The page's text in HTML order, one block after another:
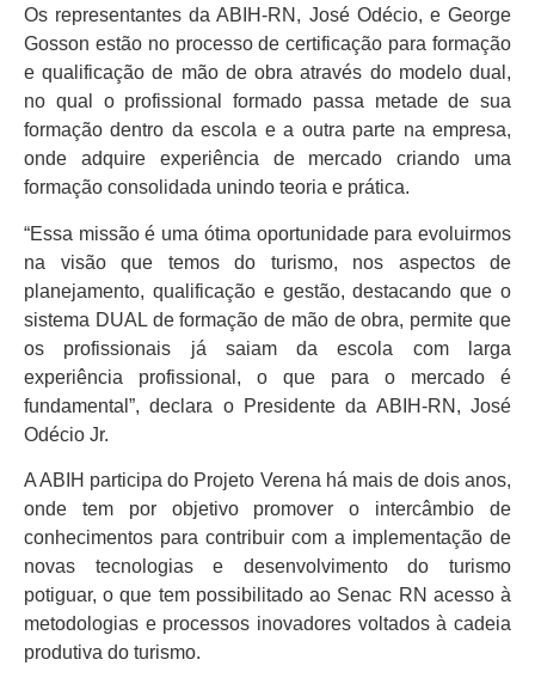
Os representantes da ABIH-RN, José Odécio, e George
Gosson estão no processo de certificação para formação
e qualificação de mão de obra através do modelo dual,
no qual o profissional formado passa metade de sua
formação dentro da escola e a outra parte na empresa,
onde adquire experiência de mercado criando uma
formação consolidada unindo teoria e prática.
“Essa missão é uma ótima oportunidade para evoluirmos
na visão que temos do turismo, nos aspectos de
planejamento, qualificação e gestão, destacando que o
sistema DUAL de formação de mão de obra, permite que
os profissionais já saiam da escola com larga
experiência profissional, o que para o mercado é
fundamental”, declara o Presidente da ABIH-RN, José
Odécio Jr.
A ABIH participa do Projeto Verena há mais de dois anos,
onde tem por objetivo promover o intercâmbio de
conhecimentos para contribuir com a implementação de
novas tecnologias e desenvolvimento do turismo
potiguar, o que tem possibilitado ao Senac RN acesso à
metodologias e processos inovadores voltados à cadeia
produtiva do turismo.